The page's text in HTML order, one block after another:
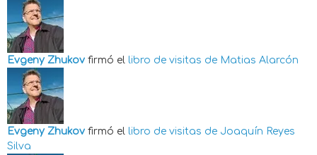
Evgeny Zhukov firmó el libro de visitas de Matias Alarcón
Evgeny Zhukov firmó el libro de visitas de Joaquín Reyes
Silva